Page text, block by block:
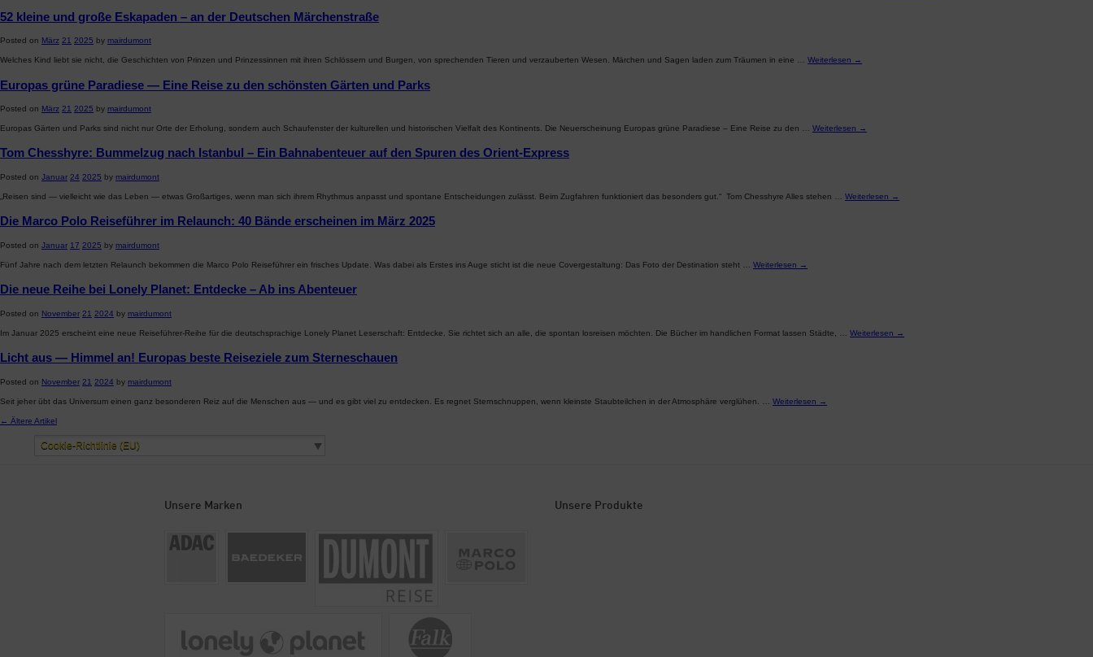
52 kleine und große Eskapaden – an der Deutschen Märchenstraße
Posted on März 21 2025 by mairdumont
Welches Kind liebt sie nicht, die Geschichten von Prinzen und Prinzessinnen mit ihren Schlössern und Burgen, von sprechenden Tieren und verzauberten Wesen. Märchen und Sagen laden zum Träumen in eine … Weiterlesen →
Europas grüne Paradiese — Eine Reise zu den schönsten Gärten und Parks
Posted on März 21 2025 by mairdumont
Europas Gärten und Parks sind nicht nur Orte der Erholung, sondern auch Schaufenster der kulturellen und historischen Vielfalt des Kontinents. Die Neuerscheinung Europas grüne Paradiese – Eine Reise zu den … Weiterlesen →
Tom Chesshyre: Bummelzug nach Istanbul – Ein Bahnabenteuer auf den Spuren des Orient-Express
Posted on Januar 24 2025 by mairdumont
„Reisen sind — vielleicht wie das Leben — etwas Großartiges, wenn man sich ihrem Rhythmus anpasst und spontane Entscheidungen zulässt. Beim Zugfahren funktioniert das besonders gut.“ Tom Chesshyre Alles stehen … Weiterlesen →
Die Marco Polo Reiseführer im Relaunch: 40 Bände erscheinen im März 2025
Posted on Januar 17 2025 by mairdumont
Fünf Jahre nach dem letzten Relaunch bekommen die Marco Polo Reiseführer ein frisches Update. Was dabei als Erstes ins Auge sticht ist die neue Covergestaltung: Das Foto der Destination steht … Weiterlesen →
Die neue Reihe bei Lonely Planet: Entdecke – Ab ins Abenteuer
Posted on November 21 2024 by mairdumont
Im Januar 2025 erscheint eine neue Reiseführer-Reihe für die deutschsprachige Lonely Planet Leserschaft: Entdecke. Sie richtet sich an alle, die spontan losreisen möchten. Die Bücher im handlichen Format lassen Städte, … Weiterlesen →
Licht aus — Himmel an! Europas beste Reiseziele zum Sterneschauen
Posted on November 21 2024 by mairdumont
Seit jeher übt das Universum einen ganz besonderen Reiz auf die Menschen aus — und es gibt viel zu entdecken. Es regnet Sternschnuppen, wenn kleinste Staubteilchen in der Atmosphäre verglühen. … Weiterlesen →
← Ältere Artikel
Cookie-Richtlinie (EU)
Unsere Marken Unsere Produkte